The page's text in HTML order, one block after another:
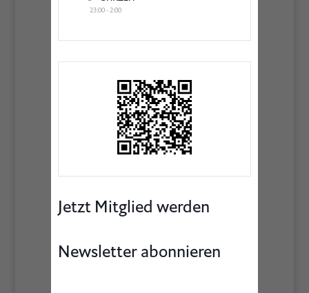
23:00 - 2:00
Jetzt Mitglied werden
Newsletter abonnieren